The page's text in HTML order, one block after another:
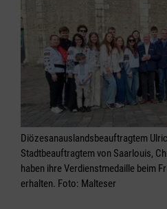
Diözesanauslandsbeauftragtem
Stadtbeauftragtem von Saarlouis,
haben ihre Verdienstmedaille beim
erhalten. Foto: Malteser